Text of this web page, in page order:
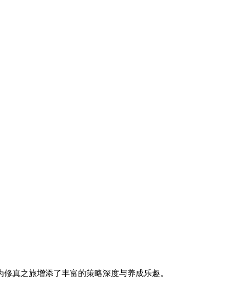
真之旅增添了丰富的策略深度与养成乐趣。